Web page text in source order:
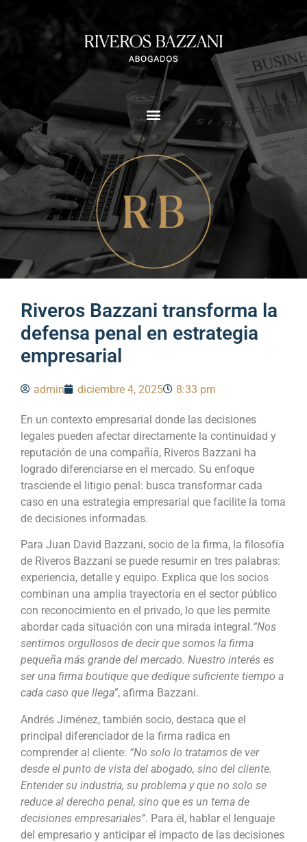
Riveros Bazzani transforma la
defensa penal en estrategia
empresarial
admin diciembre 4, 2025 8:33 pm
En un contexto empresarial donde las decisiones
legales pueden afectar directamente la continuidad y
reputación de una compañía, Riveros Bazzani ha
logrado diferenciarse en el mercado. Su enfoque
trasciende el litigio penal: busca transformar cada
caso en una estrategia empresarial que facilite la toma
de decisiones informadas.
Para Juan David Bazzani, socio de la firma, la filosofía
de Riveros Bazzani se puede resumir en tres palabras:
experiencia, detalle y equipo. Explica que los socios
combinan una amplia trayectoria en el sector público
con reconocimiento en el privado, lo que les permite
abordar cada situación con una mirada integral.“Nos
sentimos orgullosos de decir que somos la firma
pequeña más grande del mercado. Nuestro interés es
ser una firma boutique que dedique suficiente tiempo a
cada caso que llega”, afirma Bazzani.
Andrés Jiménez, también socio, destaca que el
principal diferenciador de la firma radica en
comprender al cliente: “No solo lo tratamos de ver
desde el punto de vista del abogado, sino del cliente.
Entender su industria, su problema y que no solo se
reduce al derecho penal, sino que es un tema de
decisiones empresariales”. Para él, hablar el lenguaje
del empresario y anticipar el impacto de las decisiones